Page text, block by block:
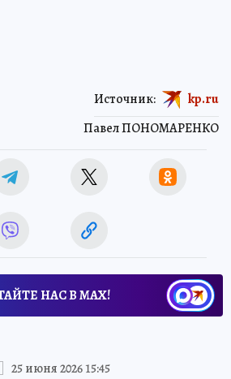
Павел ПОНОМАРЕНКО
Источник: kp.ru
НАС В МАХ!
25 июня 2026 15:45